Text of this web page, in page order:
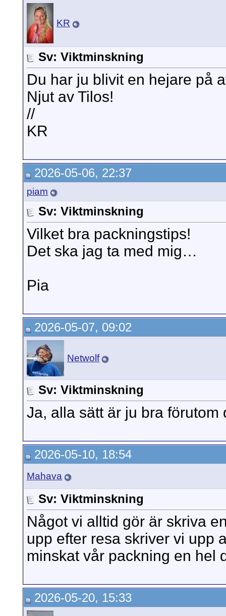
KR
Sv: Viktminskning
Du har ju blivit en hejare på
Njut av Tilos!
//
KR
2026-05-06, 22:37
piam
Sv: Viktminskning
Vilket bra packningstips!
Det ska jag ta med mig…
Pia
2026-05-07, 09:02
Netwolf
Sv: Viktminskning
Ja, alla sätt är ju bra
2026-05-10, 18:54
Mahava
Sv: Viktminskning
Något vi alltid gör är skriva
upp efter resa skriver vi upp
minskat vår packning en hel
2026-05-20, 15:33